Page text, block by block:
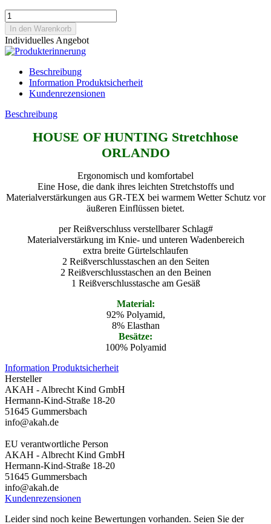
Individuelles Angebot
Beschreibung
Information Produktsicherheit
Kundenrezensionen
Beschreibung
HOUSE OF HUNTING Stretchhose
ORLANDO
Ergonomisch und komfortabel
Eine Hose, die dank ihres leichten Stretchstoffs und
Materialverstärkungen aus GR-TEX bei warmem Wetter Schutz vor
äußeren Einflüssen bietet.
per Reißverschluss verstellbarer Schlag#
Materialverstärkung im Knie- und unteren Wadenbereich
extra breite Gürtelschlaufen
2 Reißverschlusstaschen an den Seiten
2 Reißverschlusstaschen an den Beinen
1 Reißverschlusstasche am Gesäß
Material:
92% Polyamid,
8% Elasthan
Besätze:
100% Polyamid
Information Produktsicherheit
Hersteller
AKAH - Albrecht Kind GmbH
Hermann-Kind-Straße 18-20
51645 Gummersbach
info@akah.de
EU verantwortliche Person
AKAH - Albrecht Kind GmbH
Hermann-Kind-Straße 18-20
51645 Gummersbach
info@akah.de
Kundenrezensionen
Leider sind noch keine Bewertungen vorhanden. Seien Sie der